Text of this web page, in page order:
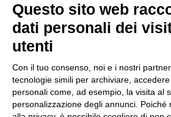
oro iridato è
3 giorni fa
fino al 25
3 giorni fa
Torna il Moscerine
Questo sito web
dati personali dei
utenti
Con il tuo consenso, noi e i nostri
tecnologie simili per archiviare,
personali come, ad esempio, la visita al
personalizzazione degli annunci. Poiché